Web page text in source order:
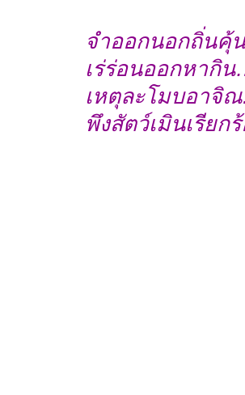
จำออกนอกถิ่น
เร่ร่อนออกหา
เหตุละโมบอาจิ
พึงสัตว์เมินเรีย